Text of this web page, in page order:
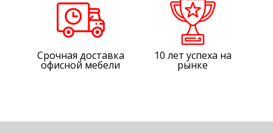
Срочная доставка
офисной мебели
10 лет успеха на
рынке